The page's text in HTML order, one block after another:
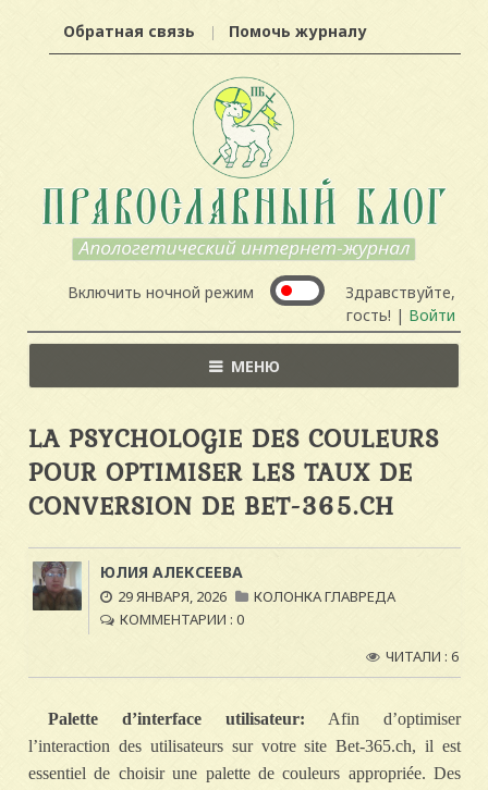
Обратная связь Помочь журналу
Включить ночной режим
Здравствуйте,
гость! | Войти
МЕНЮ
LA PSYCHOLOGIE DES COULEURS
POUR OPTIMISER LES TAUX DE
CONVERSION DE BET-365.CH
ЮЛИЯ АЛЕКСЕЕВА
29 ЯНВАРЯ, 2026
КОЛОНКА ГЛАВРЕДА
КОММЕНТАРИИ : 0
ЧИТАЛИ : 6
Palette d’interface utilisateur: Afin d’optimiser
l’interaction des utilisateurs sur votre site Bet-365.ch, il est
essentiel de choisir une palette de couleurs appropriée. Des